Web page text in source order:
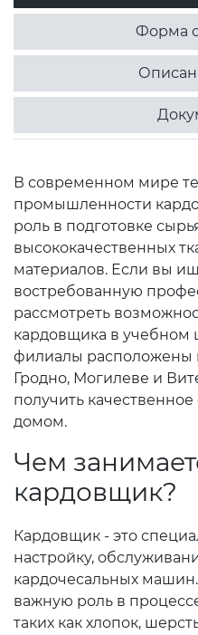
Форма
В современном мире
промышленности
роль в подготовке
высококачественных
материалов. Если вы
востребованную
рассмотреть
кардовщика в учебном
филиалы расположены
Гродно, Могилеве и
получить
домом.
Чем
кардовщик?
Кардовщик - это
настройку,
кардочесальных
важную роль в
таких как хлопок,